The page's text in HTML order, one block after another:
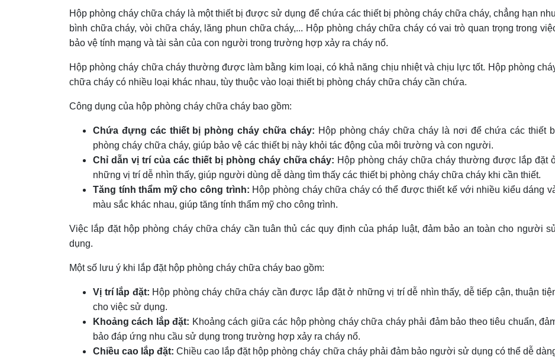
Hộp phòng cháy chữa cháy là một thiết bị được sử dụng để chứa các thiết bị phòng cháy chữa cháy, chẳng hạn
bình chữa cháy, vòi chữa cháy, lăng phun chữa cháy,... Hộp phòng cháy chữa cháy có vai trò quan trọng trong
bảo vệ tính mạng và tài sản của con người trong trường hợp xảy ra cháy nổ.
Hộp phòng cháy chữa cháy thường được làm bằng kim loại, có khả năng chịu nhiệt và chịu lực tốt. Hộp phòng
chữa cháy có nhiều loại khác nhau, tùy thuộc vào loại thiết bị phòng cháy chữa cháy cần chứa.
Công dụng của hộp phòng cháy chữa cháy bao gồm:
Chứa đựng các thiết bị phòng cháy chữa cháy: Hộp phòng cháy chữa cháy là nơi để chứa các thiết
phòng cháy chữa cháy, giúp bảo vệ các thiết bị này khỏi tác động của môi trường và con người.
Chỉ dẫn vị trí của các thiết bị phòng cháy chữa cháy: Hộp phòng cháy chữa cháy thường được lắp đặt
những vị trí dễ nhìn thấy, giúp người dùng dễ dàng tìm thấy các thiết bị phòng cháy chữa cháy khi cần thiết.
Tăng tính thẩm mỹ cho công trình: Hộp phòng cháy chữa cháy có thể được thiết kế với nhiều kiểu dáng
màu sắc khác nhau, giúp tăng tính thẩm mỹ cho công trình.
Việc lắp đặt hộp phòng cháy chữa cháy cần tuân thủ các quy định của pháp luật, đảm bảo an toàn cho người
dụng.
Một số lưu ý khi lắp đặt hộp phòng cháy chữa cháy bao gồm:
Vị trí lắp đặt: Hộp phòng cháy chữa cháy cần được lắp đặt ở những vị trí dễ nhìn thấy, dễ tiếp cận, thuận
cho việc sử dụng.
Khoảng cách lắp đặt: Khoảng cách giữa các hộp phòng cháy chữa cháy phải đảm bảo theo tiêu chuẩn,
bảo đáp ứng nhu cầu sử dụng trong trường hợp xảy ra cháy nổ.
Chiều cao lắp đặt: Chiều cao lắp đặt hộp phòng cháy chữa cháy phải đảm bảo người sử dụng có thể dễ